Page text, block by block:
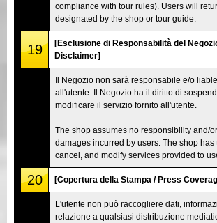
compliance with tour rules). Users will
designated by the shop or tour guide.
19
[Esclusione di Responsabilità del
Disclaimer]
Il Negozio non sarà responsabile e/o
all'utente. Il Negozio ha il diritto di
modificare il servizio fornito all'utente.
The shop assumes no responsibility and/
damages incurred by users. The shop has
cancel, and modify services provided to
20 [Copertura della Stampa / Press
L'utente non può raccogliere dati,
relazione a qualsiasi distribuzione